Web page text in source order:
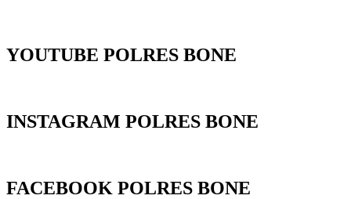
YOUTUBE POLRES BONE
INSTAGRAM POLRES BONE
FACEBOOK POLRES BONE